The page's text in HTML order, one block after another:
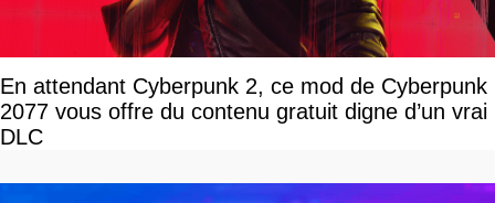
En attendant Cyberpunk 2, ce mod de Cyberpunk
2077 vous offre du contenu gratuit digne d’un vrai
DLC